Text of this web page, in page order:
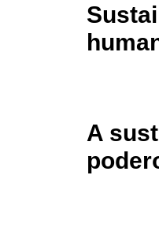
A